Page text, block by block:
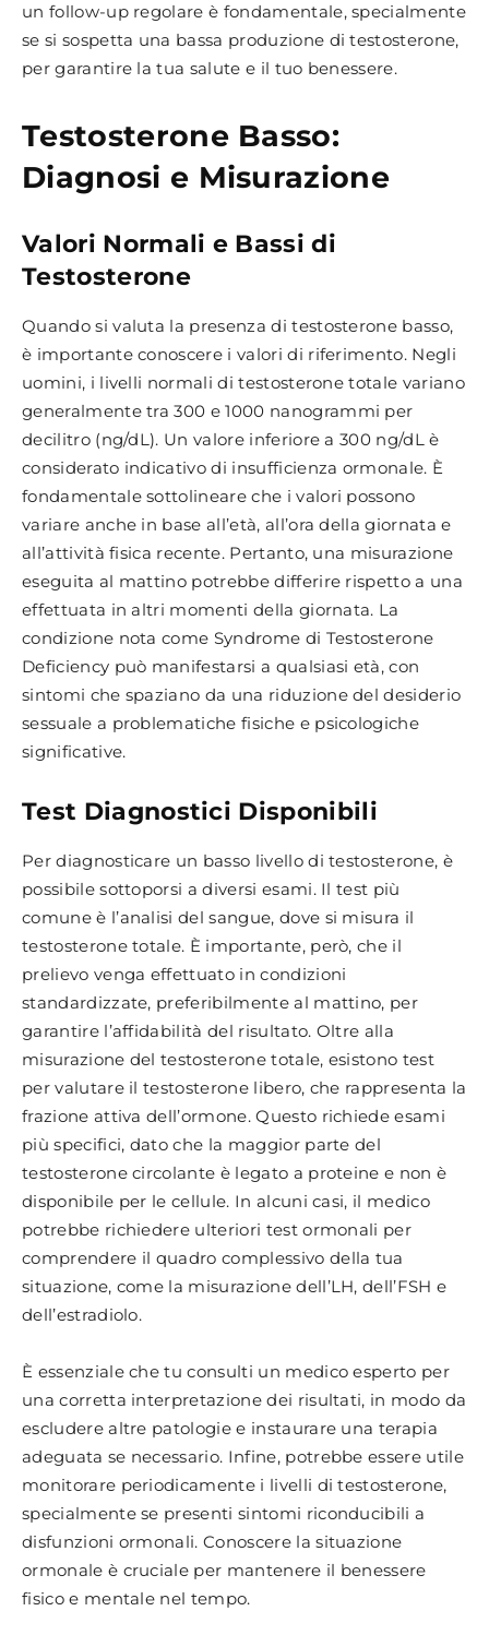
un follow-up regolare è fondamentale, specialmente
se si sospetta una bassa produzione di testosterone,
per garantire la tua salute e il tuo benessere.
Testosterone Basso:
Diagnosi e Misurazione
Valori Normali e Bassi di
Testosterone
Quando si valuta la presenza di testosterone basso,
è importante conoscere i valori di riferimento. Negli
uomini, i livelli normali di testosterone totale variano
generalmente tra 300 e 1000 nanogrammi per
decilitro (ng/dL). Un valore inferiore a 300 ng/dL è
considerato indicativo di insufficienza ormonale. È
fondamentale sottolineare che i valori possono
variare anche in base all’età, all’ora della giornata e
all’attività fisica recente. Pertanto, una misurazione
eseguita al mattino potrebbe differire rispetto a una
effettuata in altri momenti della giornata. La
condizione nota come Syndrome di Testosterone
Deficiency può manifestarsi a qualsiasi età, con
sintomi che spaziano da una riduzione del desiderio
sessuale a problematiche fisiche e psicologiche
significative.
Test Diagnostici Disponibili
Per diagnosticare un basso livello di testosterone, è
possibile sottoporsi a diversi esami. Il test più
comune è l’analisi del sangue, dove si misura il
testosterone totale. È importante, però, che il
prelievo venga effettuato in condizioni
standardizzate, preferibilmente al mattino, per
garantire l’affidabilità del risultato. Oltre alla
misurazione del testosterone totale, esistono test
per valutare il testosterone libero, che rappresenta la
frazione attiva dell’ormone. Questo richiede esami
più specifici, dato che la maggior parte del
testosterone circolante è legato a proteine e non è
disponibile per le cellule. In alcuni casi, il medico
potrebbe richiedere ulteriori test ormonali per
comprendere il quadro complessivo della tua
situazione, come la misurazione dell’LH, dell’FSH e
dell’estradiolo.
È essenziale che tu consulti un medico esperto per
una corretta interpretazione dei risultati, in modo da
escludere altre patologie e instaurare una terapia
adeguata se necessario. Infine, potrebbe essere utile
monitorare periodicamente i livelli di testosterone,
specialmente se presenti sintomi riconducibili a
disfunzioni ormonali. Conoscere la situazione
ormonale è cruciale per mantenere il benessere
fisico e mentale nel tempo.